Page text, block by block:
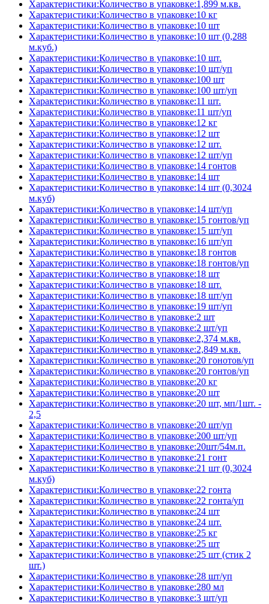
Характеристики:Количество в упаковке:1,899 м.кв.
Характеристики:Количество в упаковке:10 кг
Характеристики:Количество в упаковке:10 шт
Характеристики:Количество в упаковке:10 шт (0,288
м.куб.)
Характеристики:Количество в упаковке:10 шт.
Характеристики:Количество в упаковке:10 шт/уп
Характеристики:Количество в упаковке:100 шт
Характеристики:Количество в упаковке:100 шт/уп
Характеристики:Количество в упаковке:11 шт.
Характеристики:Количество в упаковке:11 шт/уп
Характеристики:Количество в упаковке:12 кг
Характеристики:Количество в упаковке:12 шт
Характеристики:Количество в упаковке:12 шт.
Характеристики:Количество в упаковке:12 шт/уп
Характеристики:Количество в упаковке:14 гонтов
Характеристики:Количество в упаковке:14 шт
Характеристики:Количество в упаковке:14 шт (0,3024
м.куб)
Характеристики:Количество в упаковке:14 шт/уп
Характеристики:Количество в упаковке:15 гонтов/уп
Характеристики:Количество в упаковке:15 шт/уп
Характеристики:Количество в упаковке:16 шт/уп
Характеристики:Количество в упаковке:18 гонтов
Характеристики:Количество в упаковке:18 гонтов/уп
Характеристики:Количество в упаковке:18 шт
Характеристики:Количество в упаковке:18 шт.
Характеристики:Количество в упаковке:18 шт/уп
Характеристики:Количество в упаковке:19 шт/уп
Характеристики:Количество в упаковке:2 шт
Характеристики:Количество в упаковке:2 шт/уп
Характеристики:Количество в упаковке:2,374 м.кв.
Характеристики:Количество в упаковке:2,849 м.кв.
Характеристики:Количество в упаковке:20 гонотов/уп
Характеристики:Количество в упаковке:20 гонтов/уп
Характеристики:Количество в упаковке:20 кг
Характеристики:Количество в упаковке:20 шт
Характеристики:Количество в упаковке:20 шт, мп/1шт. -
2,5
Характеристики:Количество в упаковке:20 шт/уп
Характеристики:Количество в упаковке:200 шт/уп
Характеристики:Количество в упаковке:20шт/54м.п.
Характеристики:Количество в упаковке:21 гонт
Характеристики:Количество в упаковке:21 шт (0,3024
м.куб)
Характеристики:Количество в упаковке:22 гонта
Характеристики:Количество в упаковке:22 гонта/уп
Характеристики:Количество в упаковке:24 шт
Характеристики:Количество в упаковке:24 шт.
Характеристики:Количество в упаковке:25 кг
Характеристики:Количество в упаковке:25 шт
Характеристики:Количество в упаковке:25 шт (стик 2
шт.)
Характеристики:Количество в упаковке:28 шт/уп
Характеристики:Количество в упаковке:280 мл
Характеристики:Количество в упаковке:3 шт/уп